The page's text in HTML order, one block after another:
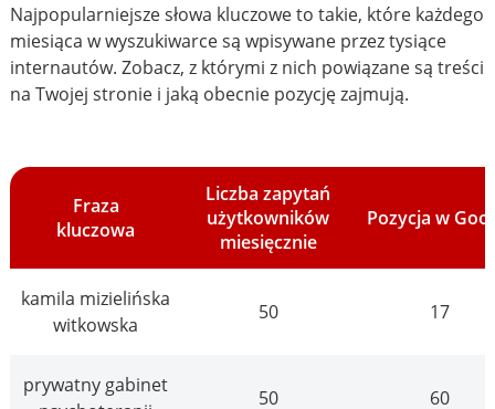
Najpopularniejsze słowa kluczowe to takie, które każdego
miesiąca w wyszukiwarce są wpisywane przez tysiące
internautów. Zobacz, z którymi z nich powiązane są treści
na Twojej stronie i jaką obecnie pozycję zajmują.
Fraza
kluczowa
Liczba zapytań
użytkowników
miesięcznie
Pozycja w
kamila mizielińska
witkowska
50 17
prywatny gabinet
50 60